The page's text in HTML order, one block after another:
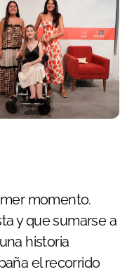
momento.
y que sumarse a
historia
el recorrido